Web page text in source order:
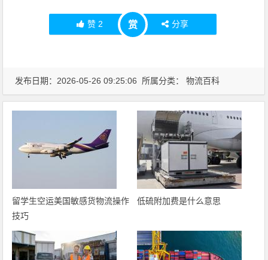
赞 2 赏 分享
发布日期：2026-05-26 09:25:06 所属分类：物流百科
留学生空运美国敏感货物流操作
技巧
低硫附加费是什么意思